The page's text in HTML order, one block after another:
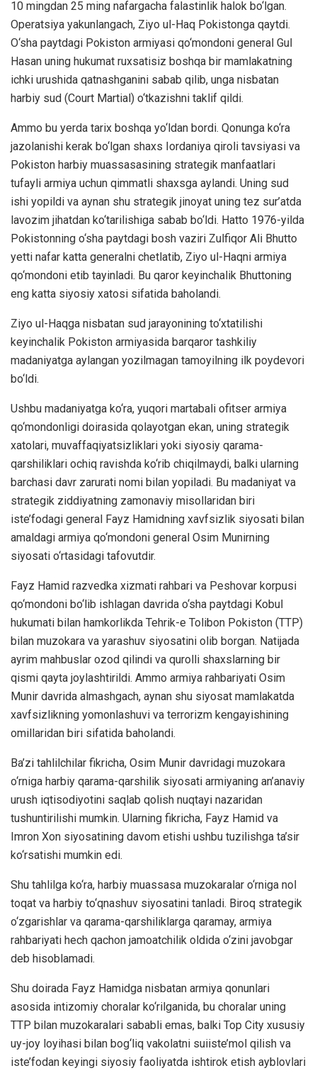
10 mingdan 25 ming nafargacha falastinlik halok bo‘lgan.
Operatsiya yakunlangach, Ziyo ul-Haq Pokistonga qaytdi.
O‘sha paytdagi Pokiston armiyasi qo‘mondoni general Gul
Hasan uning hukumat ruxsatisiz boshqa bir mamlakatning
ichki urushida qatnashganini sabab qilib, unga nisbatan
harbiy sud (Court Martial) o‘tkazishni taklif qildi.
Ammo bu yerda tarix boshqa yo‘ldan bordi. Qonunga ko‘ra
jazolanishi kerak bo‘lgan shaxs Iordaniya qiroli tavsiyasi va
Pokiston harbiy muassasasining strategik manfaatlari
tufayli armiya uchun qimmatli shaxsga aylandi. Uning sud
ishi yopildi va aynan shu strategik jinoyat uning tez sur’atda
lavozim jihatdan ko‘tarilishiga sabab bo‘ldi. Hatto 1976-yilda
Pokistonning o‘sha paytdagi bosh vaziri Zulfiqor Ali Bhutto
yetti nafar katta generalni chetlatib, Ziyo ul-Haqni armiya
qo‘mondoni etib tayinladi. Bu qaror keyinchalik Bhuttoning
eng katta siyosiy xatosi sifatida baholandi.
Ziyo ul-Haqga nisbatan sud jarayonining to‘xtatilishi
keyinchalik Pokiston armiyasida barqaror tashkiliy
madaniyatga aylangan yozilmagan tamoyilning ilk poydevori
bo‘ldi.
Ushbu madaniyatga ko‘ra, yuqori martabali ofitser armiya
qo‘mondonligi doirasida qolayotgan ekan, uning strategik
xatolari, muvaffaqiyatsizliklari yoki siyosiy qarama-
qarshiliklari ochiq ravishda ko‘rib chiqilmaydi, balki ularning
barchasi davr zarurati nomi bilan yopiladi. Bu madaniyat va
strategik ziddiyatning zamonaviy misollaridan biri
iste’fodagi general Fayz Hamidning xavfsizlik siyosati bilan
amaldagi armiya qo‘mondoni general Osim Munirning
siyosati o‘rtasidagi tafovutdir.
Fayz Hamid razvedka xizmati rahbari va Peshovar korpusi
qo‘mondoni bo‘lib ishlagan davrida o‘sha paytdagi Kobul
hukumati bilan hamkorlikda Tehrik-e Tolibon Pokiston (TTP)
bilan muzokara va yarashuv siyosatini olib borgan. Natijada
ayrim mahbuslar ozod qilindi va qurolli shaxslarning bir
qismi qayta joylashtirildi. Ammo armiya rahbariyati Osim
Munir davrida almashgach, aynan shu siyosat mamlakatda
xavfsizlikning yomonlashuvi va terrorizm kengayishining
omillaridan biri sifatida baholandi.
Ba’zi tahlilchilar fikricha, Osim Munir davridagi muzokara
o‘rniga harbiy qarama-qarshilik siyosati armiyaning an’anaviy
urush iqtisodiyotini saqlab qolish nuqtayi nazaridan
tushuntirilishi mumkin. Ularning fikricha, Fayz Hamid va
Imron Xon siyosatining davom etishi ushbu tuzilishga ta’sir
ko‘rsatishi mumkin edi.
Shu tahlilga ko‘ra, harbiy muassasa muzokaralar o‘rniga nol
toqat va harbiy to‘qnashuv siyosatini tanladi. Biroq strategik
o‘zgarishlar va qarama-qarshiliklarga qaramay, armiya
rahbariyati hech qachon jamoatchilik oldida o‘zini javobgar
deb hisoblamadi.
Shu doirada Fayz Hamidga nisbatan armiya qonunlari
asosida intizomiy choralar ko‘rilganida, bu choralar uning
TTP bilan muzokaralari sababli emas, balki Top City xususiy
uy-joy loyihasi bilan bog‘liq vakolatni suiiste’mol qilish va
iste’fodan keyingi siyosiy faoliyatda ishtirok etish ayblovlari